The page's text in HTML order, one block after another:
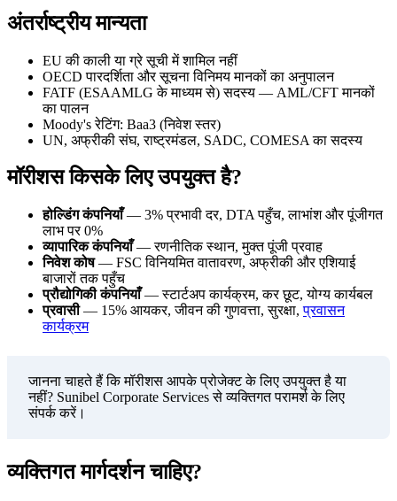
अंतर्राष्ट्रीय मान्यता
EU की काली या ग्रे सूची में शामिल नहीं
OECD पारदर्शिता और सूचना विनिमय मानकों का अनुपालन
FATF (ESAAMLG के माध्यम से) सदस्य — AML/CFT मानकों
का पालन
Moody's रेटिंग: Baa3 (निवेश स्तर)
UN, अफ्रीकी संघ, राष्ट्रमंडल, SADC, COMESA का सदस्य
मॉरीशस किसके लिए उपयुक्त है?
होल्डिंग कंपनियाँ— 3% प्रभावी दर, DTA पहुँच, लाभांश और पूंजीगत
लाभ पर 0%
व्यापारिक कंपनियाँ— रणनीतिक स्थान, मुक्त पूंजी प्रवाह
निवेश कोष— FSC विनियमित वातावरण, अफ्रीकी और एशियाई
बाजारों तक पहुँच
प्रौद्योगिकी कंपनियाँ— स्टार्टअप कार्यक्रम, कर छूट, योग्य कार्यबल
प्रवासी— 15% आयकर, जीवन की गुणवत्ता, सुरक्षा,प्रवासन
कार्यक्रम
जानना चाहते हैं कि मॉरीशस आपके प्रोजेक्ट के लिए उपयुक्त है या
नहीं? Sunibel Corporate Services से व्यक्तिगत परामर्श के लिए
संपर्क करें।
व्यक्तिगत मार्गदर्शन चाहिए?